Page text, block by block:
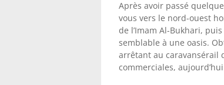
Après avoir passé
vous vers le nord-ouest
de l’Imam Al-Bukhari,
semblable à une oasis.
arrêtant au caravansérail
commerciales,